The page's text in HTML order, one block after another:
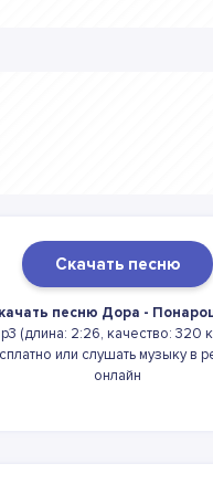
Скачать песню
песню Дора -
(длина: 2:26, качество: 320
или слушать музыку в
онлайн